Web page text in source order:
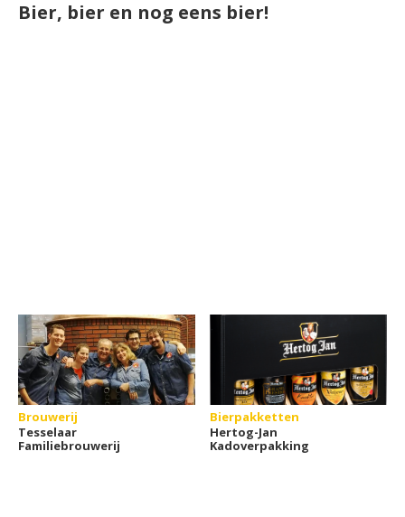
Bier, bier en nog eens bier!
Brouwerij
Tesselaar
Familiebrouwerij
Bierpakketten
Hertog-Jan
Kadoverpakking